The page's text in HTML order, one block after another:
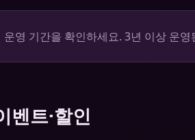
영 기간을 확인하세요. 3년 이상 운
벤트·할인